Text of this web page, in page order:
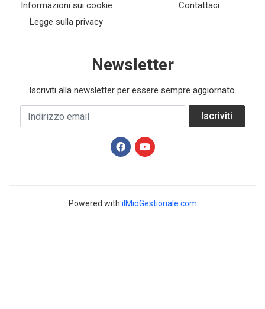
Informazioni sui cookie
Legge sulla privacy
Contattaci
Newsletter
Iscriviti alla newsletter per essere sempre aggiornato.
Indirizzo email Iscriviti
Powered with ilMioGestionale.com